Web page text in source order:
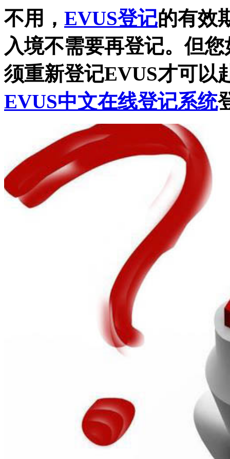
不用， EVUS登记的有效
入境不需要再登记。但
须重新登记EVUS才可以
EVUS中文在线登记系统